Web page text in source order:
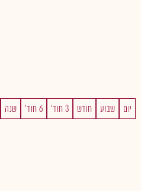
יום שבוע חודש 3 חוד' 6 חוד' שנה